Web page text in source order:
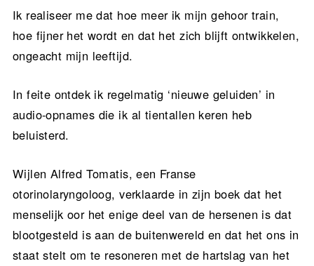
Ik realiseer me dat hoe meer ik mijn gehoor train,
hoe fijner het wordt en dat het zich blijft ontwikkelen,
ongeacht mijn leeftijd.
In feite ontdek ik regelmatig ‘nieuwe geluiden’ in
audio-opnames die ik al tientallen keren heb
beluisterd.
Wijlen Alfred Tomatis, een Franse
otorinolaryngoloog, verklaarde in zijn boek dat het
menselijk oor het enige deel van de hersenen is dat
blootgesteld is aan de buitenwereld en dat het ons in
staat stelt om te resoneren met de hartslag van het